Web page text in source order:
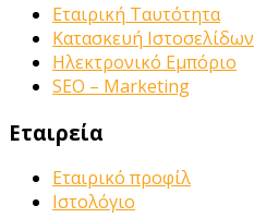
Εταιρική Ταυτότητα
Κατασκευή Ιστοσελίδων
Ηλεκτρονικό Εμπόριο
SEO – Marketing
Εταιρεία
Εταιρικό προφίλ
Ιστολόγιο